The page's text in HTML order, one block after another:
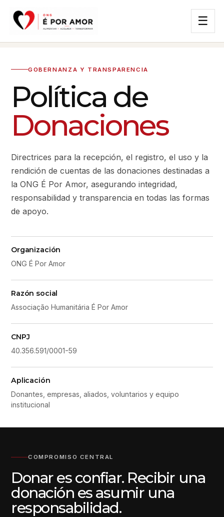
☰
GOBERNANZA Y TRANSPARENCIA
Política de
Donaciones
Directrices para la recepción, el registro, el uso y la
rendición de cuentas de las donaciones destinadas a
la ONG É Por Amor, asegurando integridad,
responsabilidad y transparencia en todas las formas
de apoyo.
Organización
ONG É Por Amor
Razón social
Associação Humanitária É Por Amor
CNPJ
40.356.591/0001-59
Aplicación
Donantes, empresas, aliados, voluntarios y equipo
institucional
COMPROMISO CENTRAL
Donar es confiar. Recibir una
donación es asumir una
responsabilidad.